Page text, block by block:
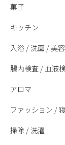
菓子
キッチン
入浴 / 洗面 / 美容
腸内検査 / 血液
アロマ
ファッション /
掃除 / 洗濯